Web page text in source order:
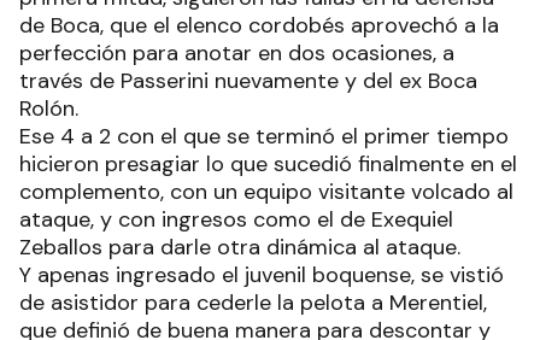
de Boca, que el elenco cordobés aprovechó a la
perfección para anotar en dos ocasiones, a
través de Passerini nuevamente y del ex Boca
Rolón.
Ese 4 a 2 con el que se terminó el primer tiempo
hicieron presagiar lo que sucedió finalmente en el
complemento, con un equipo visitante volcado al
ataque, y con ingresos como el de Exequiel
Zeballos para darle otra dinámica al ataque.
Y apenas ingresado el juvenil boquense, se vistió
de asistidor para cederle la pelota a Merentiel,
que definió de buena manera para descontar y